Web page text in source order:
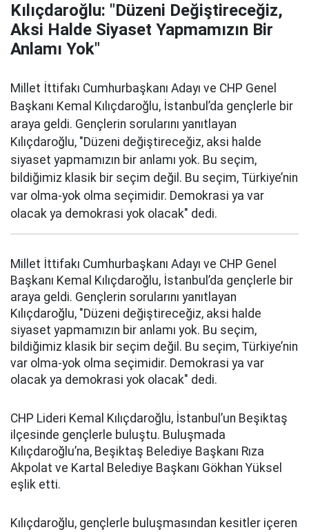
Kılıçdaroğlu: "Düzeni Değiştireceğiz,
Aksi Halde Siyaset Yapmamızın Bir
Anlamı Yok"
Millet İttifakı Cumhurbaşkanı Adayı ve CHP Genel
Başkanı Kemal Kılıçdaroğlu, İstanbul’da gençlerle bir
araya geldi. Gençlerin sorularını yanıtlayan
Kılıçdaroğlu, "Düzeni değiştireceğiz, aksi halde
siyaset yapmamızın bir anlamı yok. Bu seçim,
bildiğimiz klasik bir seçim değil. Bu seçim, Türkiye’nin
var olma-yok olma seçimidir. Demokrasi ya var
olacak ya demokrasi yok olacak" dedi.
Millet İttifakı Cumhurbaşkanı Adayı ve CHP Genel
Başkanı Kemal Kılıçdaroğlu, İstanbul’da gençlerle bir
araya geldi. Gençlerin sorularını yanıtlayan
Kılıçdaroğlu, "Düzeni değiştireceğiz, aksi halde
siyaset yapmamızın bir anlamı yok. Bu seçim,
bildiğimiz klasik bir seçim değil. Bu seçim, Türkiye’nin
var olma-yok olma seçimidir. Demokrasi ya var
olacak ya demokrasi yok olacak" dedi.
CHP Lideri Kemal Kılıçdaroğlu, İstanbul’un Beşiktaş
ilçesinde gençlerle buluştu. Buluşmada
Kılıçdaroğlu’na, Beşiktaş Belediye Başkanı Rıza
Akpolat ve Kartal Belediye Başkanı Gökhan Yüksel
eşlik etti.
Kılıçdaroğlu, gençlerle buluşmasından kesitler içeren